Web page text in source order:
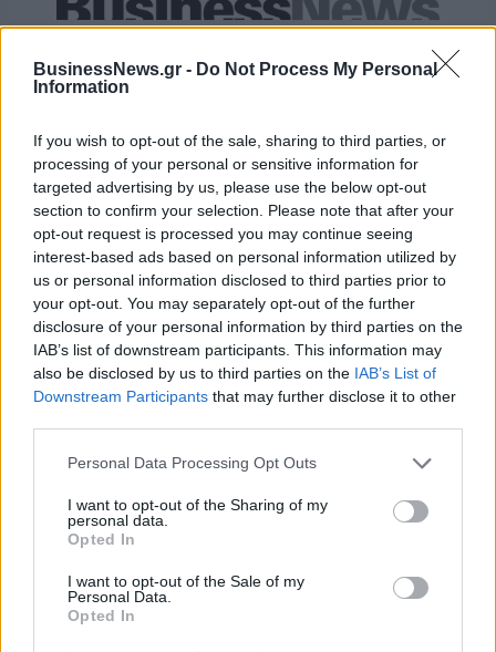
BusinessNews.gr - Do Not Process My Personal
Information
If you wish to opt-out of the sale, sharing to third parties, or
processing of your personal or sensitive information for
targeted advertising by us, please use the below opt-out
section to confirm your selection. Please note that after your
opt-out request is processed you may continue seeing
interest-based ads based on personal information utilized by
us or personal information disclosed to third parties prior to
your opt-out. You may separately opt-out of the further
disclosure of your personal information by third parties on the
IAB’s list of downstream participants. This information may
also be disclosed by us to third parties on the IAB’s List of
Downstream Participants that may further disclose it to other
Personal Data Processing Opt Outs
I want to opt-out of the Sharing of my
personal data.
Opted In
I want to opt-out of the Sale of my
Personal Data.
Opted In
Alpha Bank: Για πρώτη φορά το Αρχαίο Θέατρο Επιδαύρου άνοιξε τις
πύλες του σε όλους
ΠΕΡΙΣΣΌΤΕΡΑ ΣΕ ΑΥΤΉ ΤΗΝ ΚΑΤΗΓΟΡΊΑ
Κύπρος: Βίασαν πεντάμηνο
Ηράκλειο: Συλλήψεις για
την επίθεση σε νατοϊκό
υπάλληλο